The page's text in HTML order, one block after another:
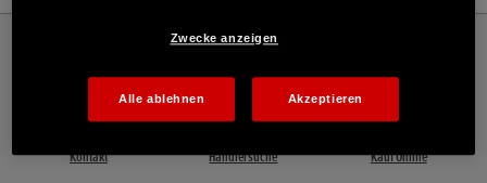
Deutschland Offizielle Website | The Power of Dreams
Kontakt Händlersuche Kauf Online
Zwecke anzeigen
Alle ablehnen Akzeptieren